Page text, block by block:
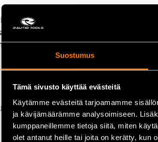
Suostumus
Tämä sivusto käyttää evästeitä
Käytämme evästeitä tarjoamamme
ja kävijämäärämme analysoimiseen.
kumppaneillemme tietoja siitä, miten
olet antanut heille tai joita on kerätty, kun
och driftsäkerhet jämfört
temperaturer
trumbromsar och hydrauliska
för metalldelar– bidrar till längre
hydraulisk bromsvätska.
och kopplingssystem.
4- och DOT 3-vätskor – kontrollera